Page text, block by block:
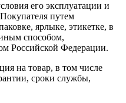
его эксплуатации и
путем
ярлыке, этикетке, в
способом,
Российской Федерации.
на товар, в том числе
сроки службы,